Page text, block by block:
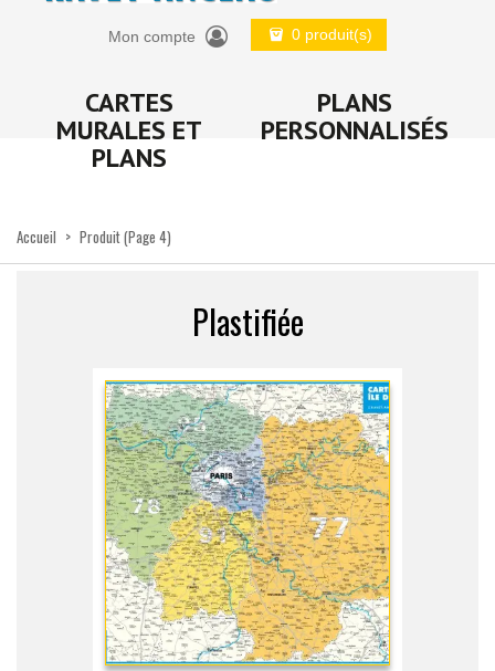
Mon compte 0 produit(s)
CARTES
MURALES ET
PLANS
PLANS
PERSONNALISÉS
Accueil > Produit(Page 4)
Plastifiée